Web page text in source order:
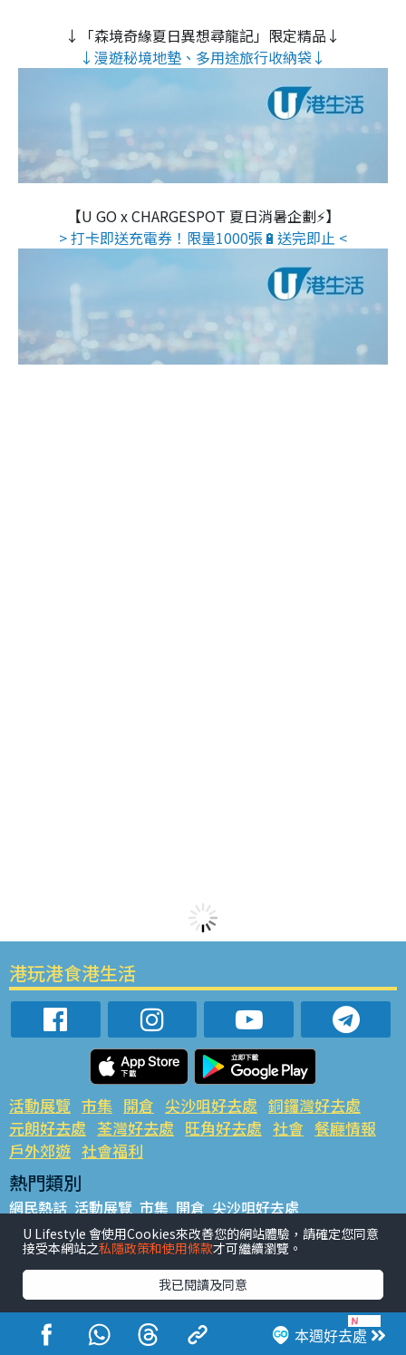
↓「森境奇緣夏日異想尋龍記」限定精品↓
↓漫遊秘境地墊、多用途旅行收納袋↓
【U GO x CHARGESPOT 夏日消暑企劃⚡】
> 打卡即送充電券！限量1000張🔋送完即止 <
本週好去處
港玩港食港生活
活動展覽 市集 開倉 尖沙咀好去處 銅鑼灣好去處
元朗好去處 荃灣好去處 旺角好去處 社會 餐廳情報
戶外郊遊 社會福利
熱門類別
網民熱話 活動展覽 市集 開倉 尖沙咀好去處
銅鑼灣好去處 元朗好去處 荃灣好去處 旺角好去處 社會
餐廳情報 戶外郊遊
熱門標籤
#UGO搵好去處 #人氣活動推介 #美食社群熱話
#親子玩樂好去處
#ULifestyle應用程式
#限時搶
#UJetso禮物放送
#ULifestyle商戶中心 #著數 #網絡熱話
U Lifestyle 會使用Cookies來改善您的網站體驗，請確定您同意
接受本網站之私隱政策和使用條款才可繼續瀏覽。
我已閱讀及同意